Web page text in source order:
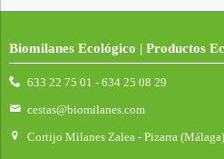
Biomilanes Ecológico | Productos
633 22 75 01 - 634 25 08 29
cestas@biomilanes.com
Cortijo Milanes Zalea - Pizarra (Málaga)